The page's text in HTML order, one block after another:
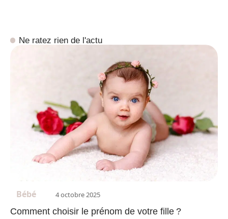
Ne ratez rien de l'actu
Bébé 4 octobre 2025
Comment choisir le prénom de votre fille ?